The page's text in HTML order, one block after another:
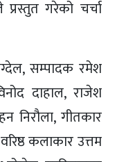
गरेको चर्चा
सम्पादक रमेश
दाहाल, राजेश
निरौला, गीतकार
कलाकार उत्तम